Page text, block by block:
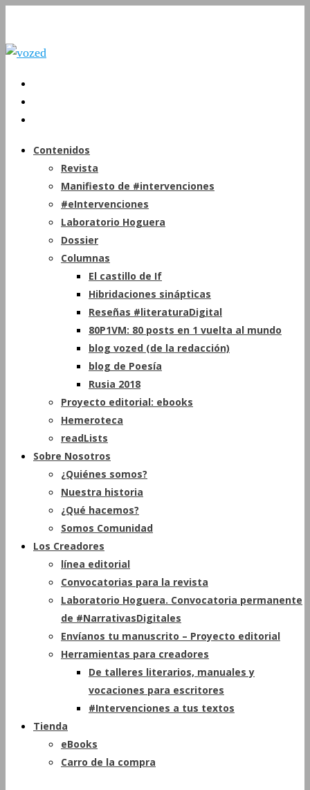
Contenidos
Revista
Manifiesto de #intervenciones
#eIntervenciones
Laboratorio Hoguera
Dossier
Columnas
El castillo de If
Hibridaciones sinápticas
Reseñas #literaturaDigital
80P1VM: 80 posts en 1 vuelta al mundo
blog vozed (de la redacción)
blog de Poesía
Rusia 2018
Proyecto editorial: ebooks
Hemeroteca
readLists
Sobre Nosotros
¿Quiénes somos?
Nuestra historia
¿Qué hacemos?
Somos Comunidad
Los Creadores
línea editorial
Convocatorias para la revista
Laboratorio Hoguera. Convocatoria permanente
de #NarrativasDigitales
Envíanos tu manuscrito – Proyecto editorial
Herramientas para creadores
De talleres literarios, manuales y
vocaciones para escritores
#Intervenciones a tus textos
Tienda
eBooks
Carro de la compra